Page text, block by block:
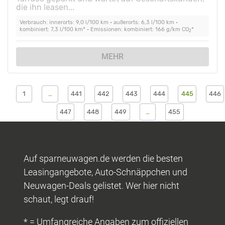
die ihn leasen...
Verbrauch: innerorts: 9,0 l/100 km • außerorts: 6,3 l/100 km •
kombiniert: 7,3 l/100 km* • Emissionen: kombiniert: 166 g/km CO2*
MEHR
1 441 442 443 444 445 446
447 448 449 … 455
Auf sparneuwagen.de werden die besten
Leasingangebote, Auto-Schnäppchen und
Neuwagen-Deals gelistet. Wer hier nicht
schaut, legt drauf!
* = Umfangreiche Angaben zum offiziellen